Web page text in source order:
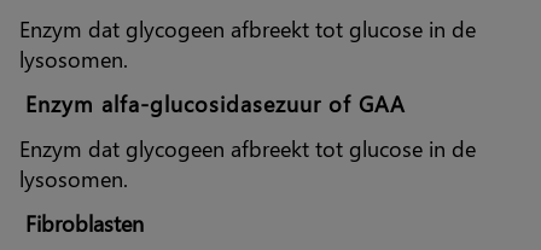
Enzym dat glycogeen afbreekt tot glucose in de
lysosomen.
Enzym alfa-glucosidasezuur of GAA
Enzym dat glycogeen afbreekt tot glucose in de
lysosomen.
Fibroblasten